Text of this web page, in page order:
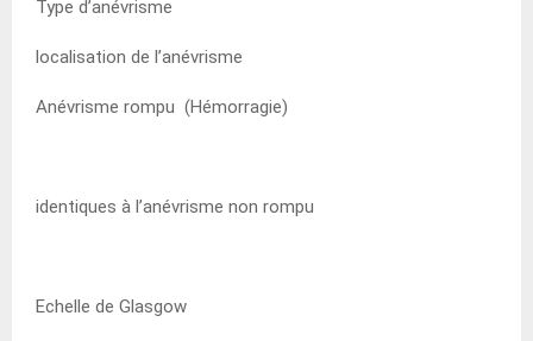
Type d’anévrisme
localisation de l’anévrisme
Anévrisme rompu (Hémorragie)
identiques à l’anévrisme non rompu
Echelle de Glasgow